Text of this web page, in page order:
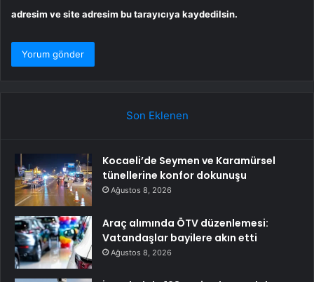
adresim ve site adresim bu tarayıcıya kaydedilsin.
Son Eklenen
Kocaeli’de Seymen ve Karamürsel
tünellerine konfor dokunuşu
Ağustos 8, 2026
Araç alımında ÖTV düzenlemesi:
Vatandaşlar bayilere akın etti
Ağustos 8, 2026